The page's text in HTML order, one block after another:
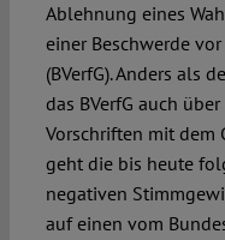
Ablehnung eines
einer Beschwerde
(BVerfG). Anders als
das BVerfG auch
Vorschriften mit dem
geht die bis heute
negativen
auf einen vom